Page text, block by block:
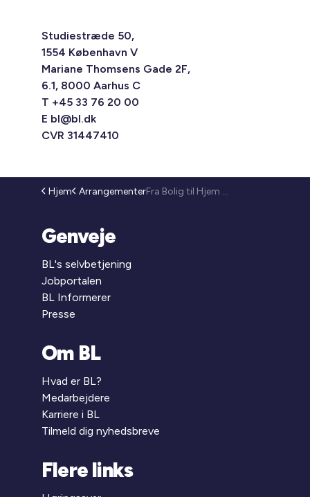
Studiestræde 50,
1554 København V
Mariane Thomsens Gade 2F,
6.1, 8000 Aarhus C
T +45 33 76 20 00
E bl@bl.dk
CVR 31447410
Hjem Arrangementer Fra Bolig til Hjem - Kompetenceudvikling af frontmedarbejdere (25-286)
Genveje
BL's selvbetjening
Jobportalen
BL Informerer
Presse
Om BL
Hvad er BL?
Medarbejdere
Karriere i BL
Tilmeld dig nyhedsbreve
Flere links